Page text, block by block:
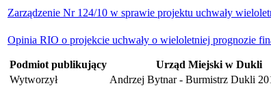
Zarządzenie Nr 124/10 w sprawie projektu uchwały
Opinia RIO o projekcie uchwały o wieloletniej prognozie
Podmiot publikujący
Urząd Miejski w Dukli
Wytworzył
Andrzej Bytnar - Burmistrz Dukli